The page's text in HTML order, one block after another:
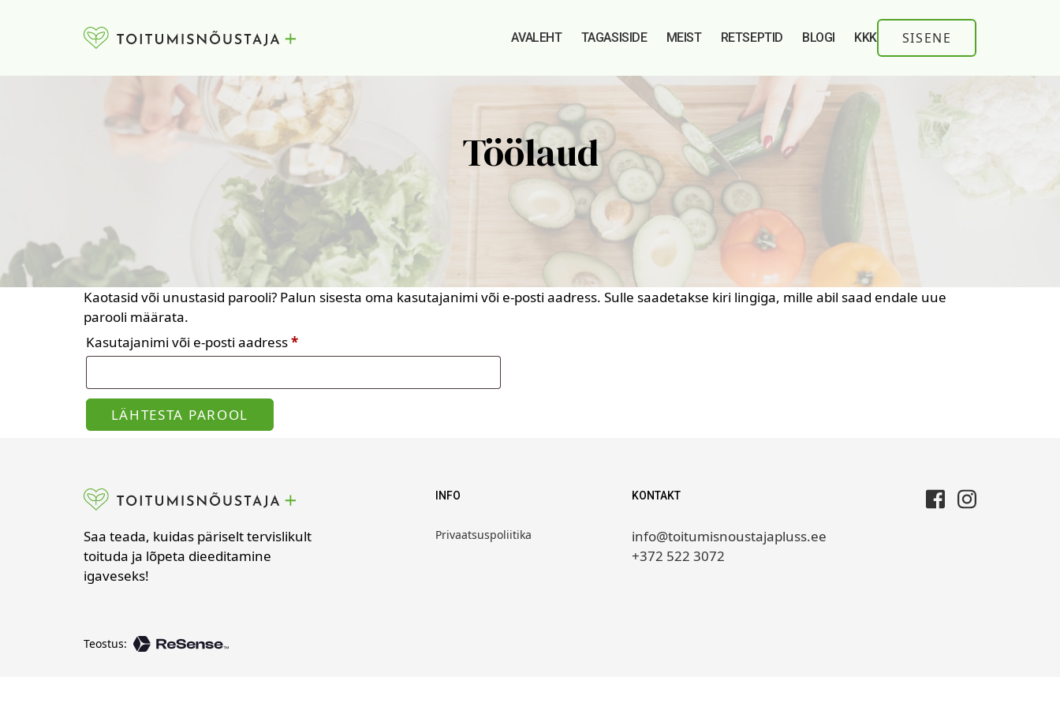
AVALEHT TAGASISIDE MEIST RETSEPTID BLOGI KKK SISENE
Töölaud
Kaotasid või unustasid parooli? Palun sisesta oma kasutajanimi või e-posti aadress. Sulle saadetakse kiri lingiga, mille abil saad endale uue
parooli määrata.
Kasutajanimi või e-posti aadress*Nõutud
LÄHTESTA PAROOL
Saa teada, kuidas päriselt tervislikult
toituda ja lõpeta dieeditamine
igaveseks!
INFO
Privaatsuspoliitika
KONTAKT
info@toitumisnoustajapluss.ee
+372 522 3072
Teostus: